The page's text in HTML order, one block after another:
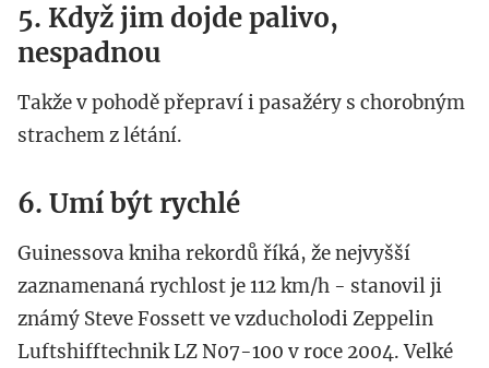
5. Když jim dojde palivo,
nespadnou
Takže v pohodě přepraví i pasažéry s chorobným
strachem z létání.
6. Umí být rychlé
Guinessova kniha rekordů říká, že nejvyšší
zaznamenaná rychlost je 112 km/h - stanovil ji
známý Steve Fossett ve vzducholodi Zeppelin
Luftshifftechnik LZ N07-100 v roce 2004. Velké